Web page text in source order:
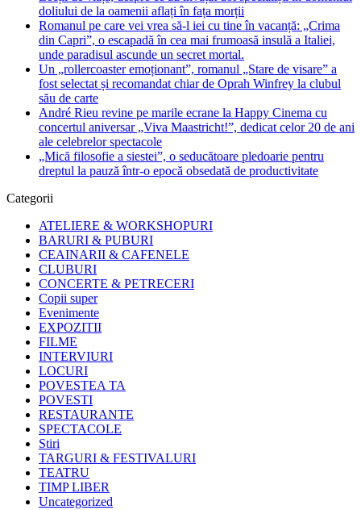
doliului de la oamenii aflați în fața morții
Romanul pe care vei vrea să-l iei cu tine în vacanță: „Crima
din Capri”, o escapadă în cea mai frumoasă insulă a Italiei,
unde paradisul ascunde un secret mortal.
Un „rollercoaster emoționant”, romanul „Stare de visare” a
fost selectat și recomandat chiar de Oprah Winfrey la clubul
său de carte
André Rieu revine pe marile ecrane la Happy Cinema cu
concertul aniversar „Viva Maastricht!”, dedicat celor 20 de ani
ale celebrelor spectacole
„Mică filosofie a siestei”, o seducătoare pledoarie pentru
dreptul la pauză într-o epocă obsedată de productivitate
Categorii
ATELIERE & WORKSHOPURI
BARURI & PUBURI
CEAINARII & CAFENELE
CLUBURI
CONCERTE & PETRECERI
Copii super
Evenimente
EXPOZITII
FILME
INTERVIURI
LOCURI
POVESTEA TA
POVESTI
RESTAURANTE
SPECTACOLE
Stiri
TARGURI & FESTIVALURI
TEATRU
TIMP LIBER
Uncategorized